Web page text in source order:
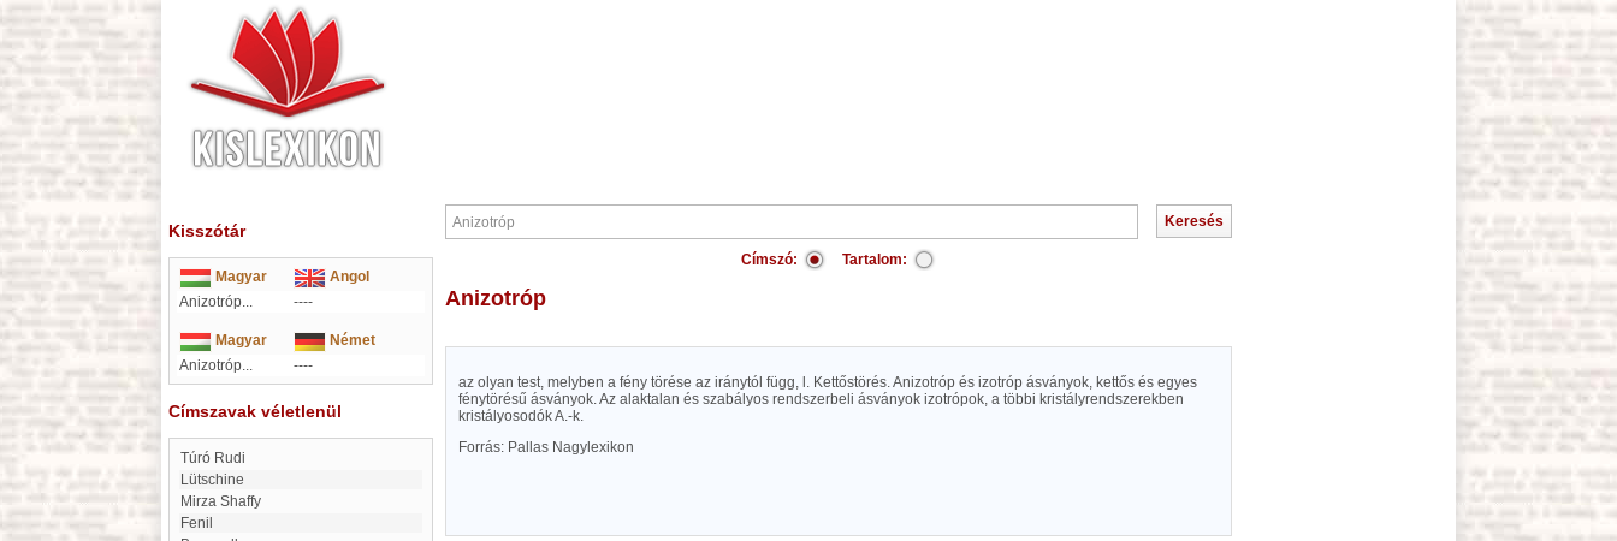
Kisszótár
Magyar
Angol
Anizotróp...
----
Magyar
Német
Anizotróp...
----
Címszavak véletlenül
Túró Rudi
Lütschine
Mirza Shaffy
Fenil
Címszó: Tartalom:
Anizotróp
az olyan test, melyben a fény törése az iránytól függ, l. Kettőstörés. Anizotróp és izotróp ásványok, kettős és egyes
fénytörésű ásványok. Az alaktalan és szabályos rendszerbeli ásványok izotrópok, a többi kristályrendszerekben
kristályosodók A.-k.
Forrás: Pallas Nagylexikon